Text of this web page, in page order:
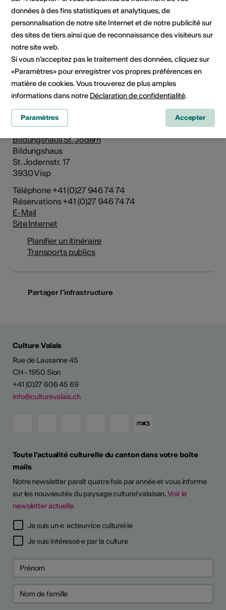
D'ARTISTES
St. Jodernstr. 17, 3930 Visp
Planifier un itinéraire
Transports publics
Adresse
Wiwanni
Bildungshaus St. Jodern
Bildungshaus
St. Jodernstr. 17
3930 Visp
Téléphone +41 (0)27 946 74 74
Réservations +41 (0)27 946 74 74
E-Mail
Site Internet
Planifier un itinéraire
Transports publics
Partager l'infrastructure
Culture Valais
Rue de Lausanne 45
CH - 1950 Sion
+41 (0)27 606 45 69
info@culturevalais.ch
Toute l'actualité culturelle du canton dans votre boîte
mails
Notre newsletter paraît quatre fois par année et vous informe
sur les nouveautés du paysage culturel valaisan.Voir la
newsletter actuelle
Je suis un·e acteur·rice culturel·le
Je suis intéressé·e par la culture
données à des fins statistiques et analytiques, de
personnalisation de notre site Internet et de notre publicité sur
des sites de tiers ainsi que de reconnaissance des visiteurs sur
notre site web.
Si vous n’acceptez pas le traitement des données, cliquez sur
«Paramètres» pour enregistrer vos propres préférences en
matière de cookies. Vous trouverez de plus amples
informations dans notre Déclaration de confidentialité.
Paramètres Accepter